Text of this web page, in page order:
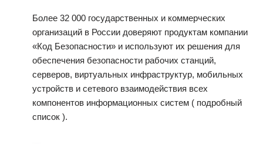
Более 32 000 государственных и коммерческих
организаций в России доверяют продуктам компании
«Код Безопасности» и используют их решения для
обеспечения безопасности рабочих станций,
серверов, виртуальных инфраструктур, мобильных
устройств и сетевого взаимодействия всех
компонентов информационных систем ( подробный
список ).